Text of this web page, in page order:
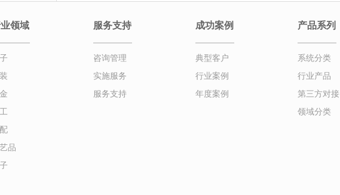
领域
品
服务支持
咨询管理
实施服务
服务支持
成功案例
典型客户
行业案例
年度案例
产品系列
系统分类
行业产品
第三方对接
领域分类